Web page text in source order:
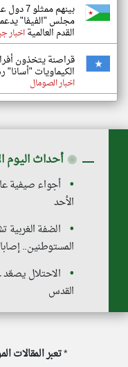
مجلس "الفيفا"
القدم العالميةاخبار
قراصنة يتخذون
الكيماويات
اخبار الصومال
◉ أحداث اليوم
أجواء صيفية
الأحد
الضفة
المستوطنين..
الاحتلال
القدس
*تعبر المقالات